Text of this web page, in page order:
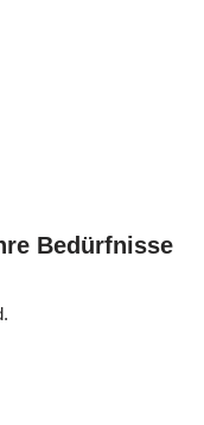
Bedürfnisse